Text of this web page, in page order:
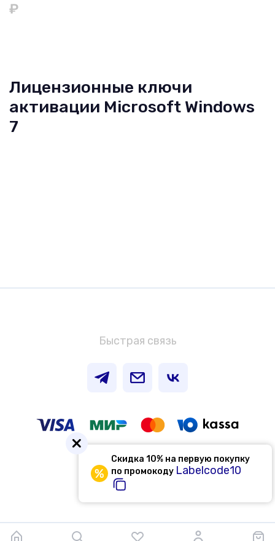
Скидка 10% на первую покупку
по промокоду Labelcode10
₽
Лицензионные ключи
активации Microsoft Windows
7
Быстрая связь
© 2026 ЛэйблКод.Стор